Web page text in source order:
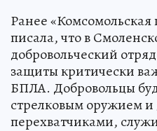
Ранее
писала, что в
добровольческий
защиты критически
БПЛА. Добровольцы
стрелковым оружием
перехватчиками,